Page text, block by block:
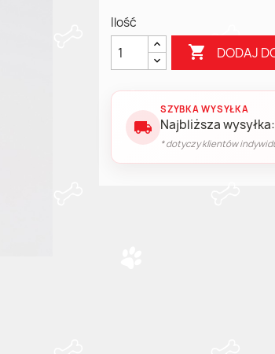
Ilość
 DODAJ
local_shipping
SZYBKA WYSYŁKA
Najbliższa
* dotyczy klientów